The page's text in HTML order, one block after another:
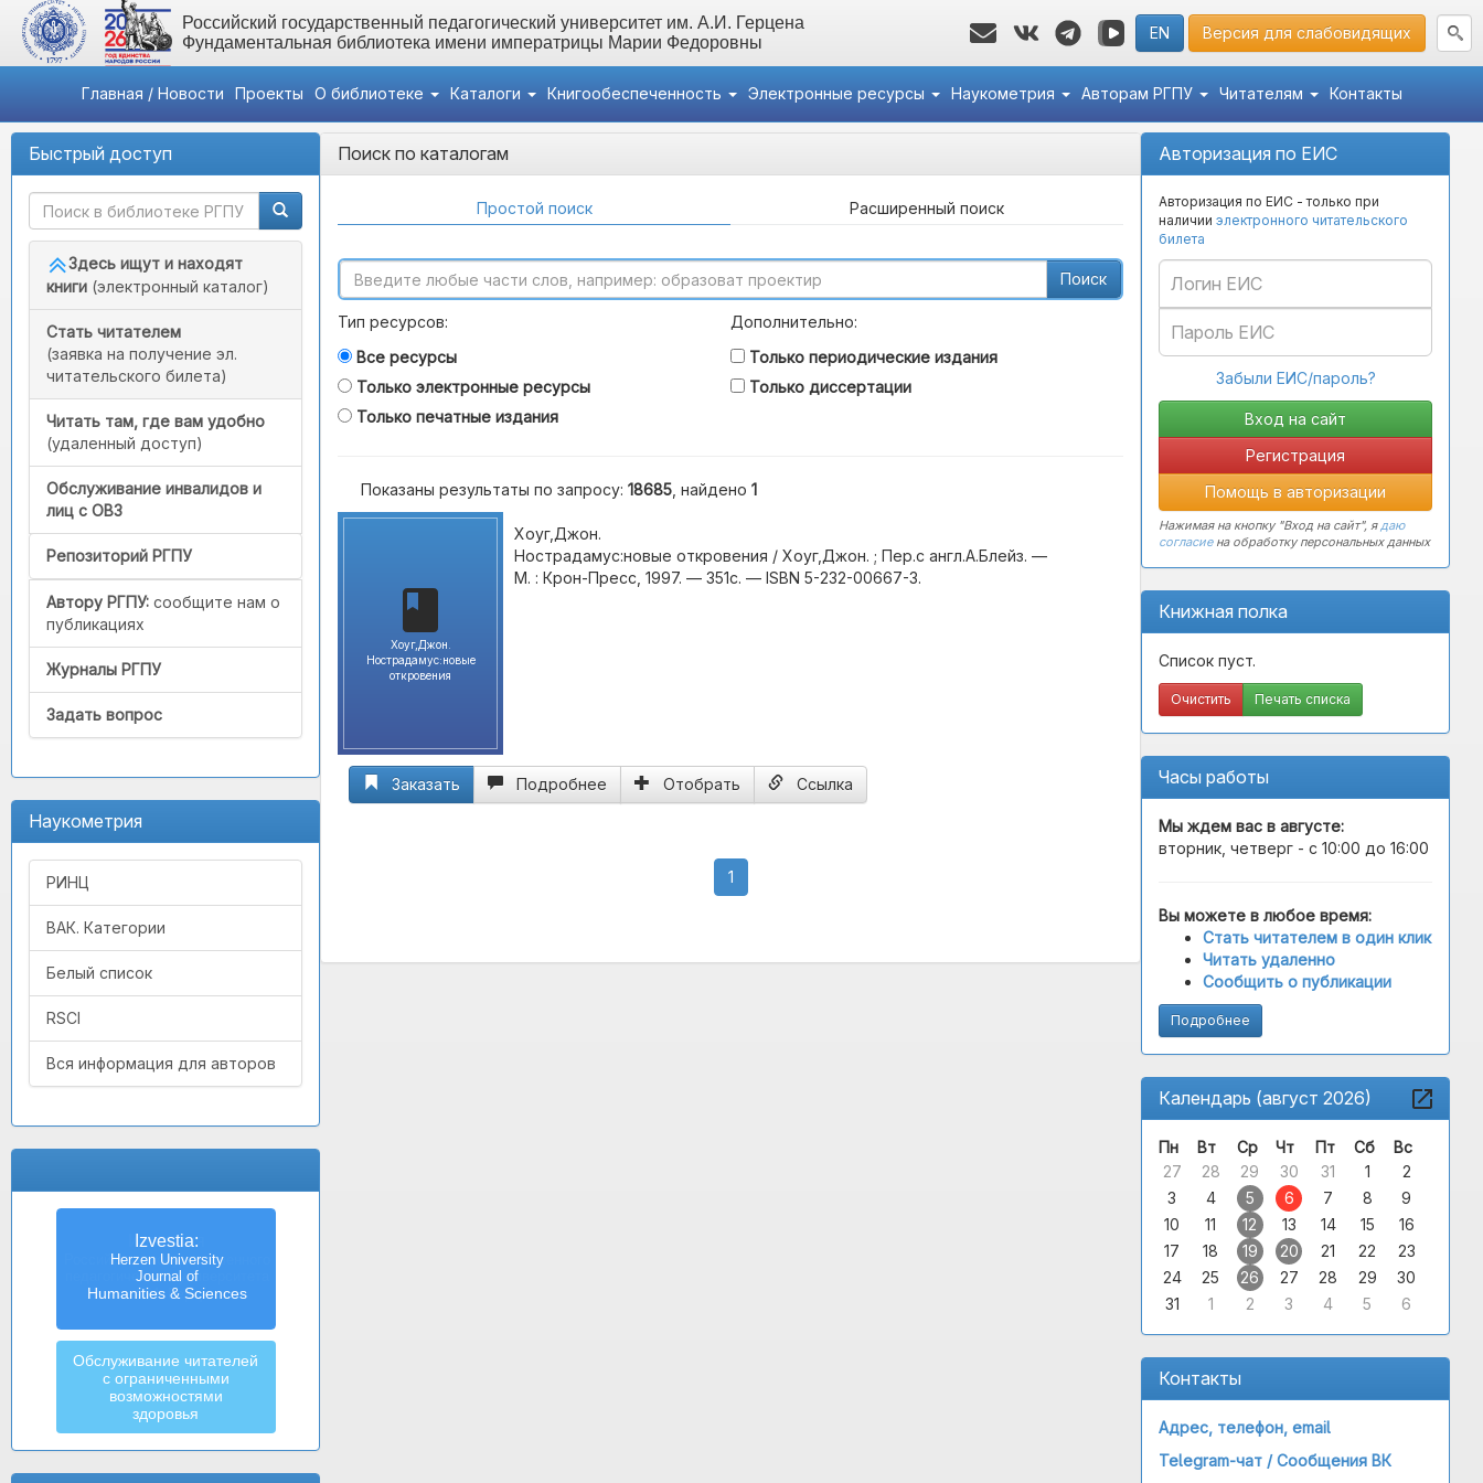
Российский государственный педагогический университет им. А.И. Герцена
Фундаментальная библиотека имени императрицы Марии Федоровны
EN Версия для слабовидящих
Главная / Новости Проекты О библиотеке Каталоги Книгообеспеченность Электронные ресурсы Наукометрия Авторам РГПУ Читателям Контакты
Быстрый доступ
Здесь ищут и находят
книги (электронный каталог)
Стать читателем
(заявка на получение эл.
читательского билета)
Читать там, где вам удобно
(удаленный доступ)
Обслуживание инвалидов и
лиц с ОВЗ
Репозиторий РГПУ
Автору РГПУ: сообщите нам о
публикациях
Журналы РГПУ
Задать вопрос
Наукометрия
РИНЦ
ВАК. Категории
Белый список
RSCI
Вся информация для авторов
Izvestia:
Herzen University
Journal of
Humanities & Sciences
Обслуживание читателей
с ограниченными
возможностями
здоровья
Авторизация по ЕИС
Авторизация по ЕИС - только при
наличии электронного читательского
билета
Забыли ЕИС/пароль?
Регистрация
Помощь в авторизации
Нажимая на кнопку "Вход на сайт", ядаю
согласиена обработку персональных данных
Книжная полка
Список пуст.
Очистить Печать списка
Часы работы
Мы ждем вас в августе:
вторник, четверг - с 10:00 до 16:00
Вы можете в любое время:
Стать читателем в один клик
Читать удаленно
Сообщить о публикации
Подробнее
Календарь (август 2026)
Пн Вт Ср Чт Пт Сб
Вс
27
28 29 30 31 1
2
3
4 5 6 7 8
9
10
11 12 13 14 15
16
17
18 19 20 21 22
23
24
25 26 27 28 29
30
31
1 2 3 4 5 6
Контакты
Адрес, телефон, email
Telegram-чат /Сообщения ВК
Поиск по каталогам
Простой поиск Расширенный поиск
Поиск
Тип ресурсов:
Все ресурсы
Только электронные ресурсы
Только печатные издания
Дополнительно:
Только периодические издания
Только диссертации
Показаны результаты по запросу: 18685 , найдено 1
Хоуг,Джон.
Нострадамус:новые
откровения
Хоуг,Джон.
Нострадамус:новые откровения / Хоуг,Джон. ; Пер.с англ.А.Блейз. —
М. : Крон-Пресс, 1997. — 351с. — ISBN 5-232-00667-3.
Заказать Подробнее Отобрать Ссылка
1(current)